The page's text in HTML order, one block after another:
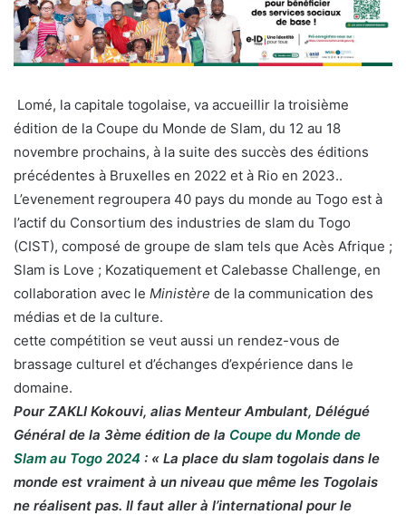
Lomé, la capitale togolaise, va accueillir la troisième
édition de la Coupe du Monde de Slam, du 12 au 18
novembre prochains, à la suite des succès des éditions
précédentes à Bruxelles en 2022 et à Rio en 2023..
L’evenement regroupera 40 pays du monde au Togo est à
l’actif du Consortium des industries de slam du Togo
(CIST), composé de groupe de slam tels que Acès Afrique ;
Slam is Love ; Kozatiquement et Calebasse Challenge, en
collaboration avec le Ministère de la communication des
médias et de la culture.
cette compétition se veut aussi un rendez-vous de
brassage culturel et d’échanges d’expérience dans le
domaine.
Pour ZAKLI Kokouvi, alias Menteur Ambulant, Délégué
Général de la 3ème édition de la Coupe du Monde de
Slam au Togo 2024 : « La place du slam togolais dans le
monde est vraiment à un niveau que même les Togolais
ne réalisent pas. Il faut aller à l’international pour le